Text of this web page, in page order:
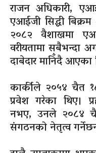
राजन अधिकारी,
एआईजी सिद्धी
२०८२ वैशाखमा
वरीयतामा सबैभन्दा
दाबेदार मानिँदै आएका
कार्कीले २०५४ चैत
प्रवेश गरेका थिए।
नभए, उनले २०८४
संगठनको नेतृत्व